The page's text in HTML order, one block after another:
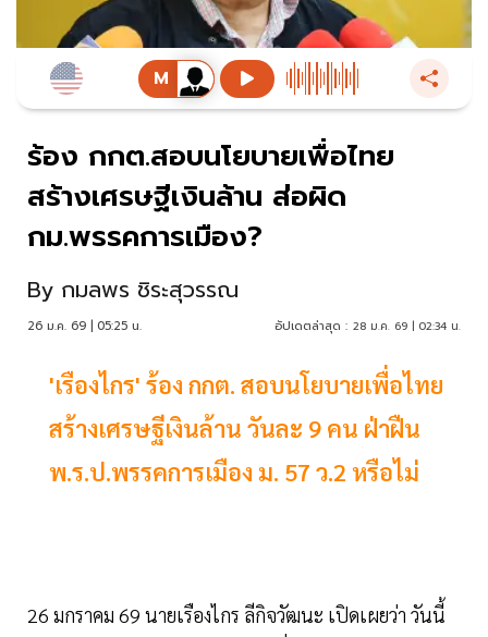
ร้อง กกต.สอบนโยบายเพื่อไทย
สร้างเศรษฐีเงินล้าน ส่อผิด
กม.พรรคการเมือง?
By กมลพร ชิระสุวรรณ
26 ม.ค. 69 | 05:25 น. อัปเดตล่าสุด : 28 ม.ค. 69 | 02:34 น.
'เรืองไกร' ร้อง กกต. สอบนโยบายเพื่อไทย
สร้างเศรษฐีเงินล้าน วันละ 9 คน ฝ่าฝืน
พ.ร.ป.พรรคการเมือง ม. 57 ว.2 หรือไม่
26 มกราคม 69 นายเรืองไกร ลีกิจวัฒนะ เปิดเผยว่า วันนี้